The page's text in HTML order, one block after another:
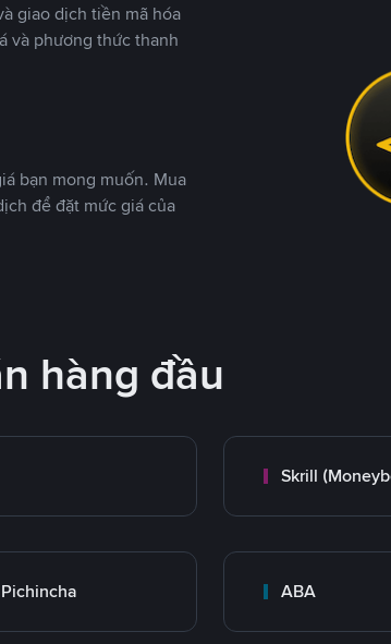
giao dịch tiền mã hóa
và phương thức thanh
bạn mong muốn. Mua
để đặt mức giá của
hàng đầu
Skrill
ABA